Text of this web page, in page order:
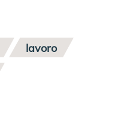
lavoro